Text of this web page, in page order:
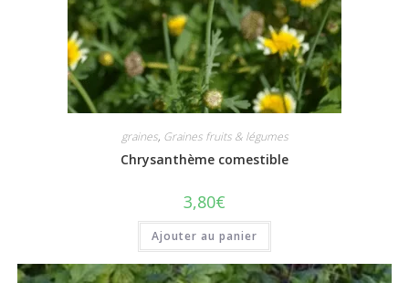
graines, Graines fruits & légumes
Chrysanthème comestible
3,80€
Ajouter au panier